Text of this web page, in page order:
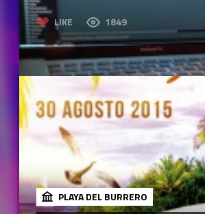
LIKE 1849
PLAYA DEL BURRERO